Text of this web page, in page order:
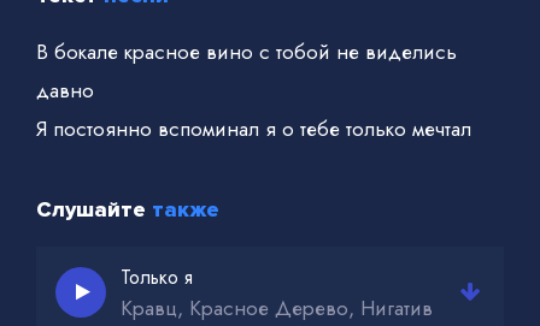
В бокале красное вино с тобой не виделись
давно
Я постоянно вспоминал я о тебе только мечтал
Слушайте также
Только я
Кравц, Красное Дерево, Нигатив